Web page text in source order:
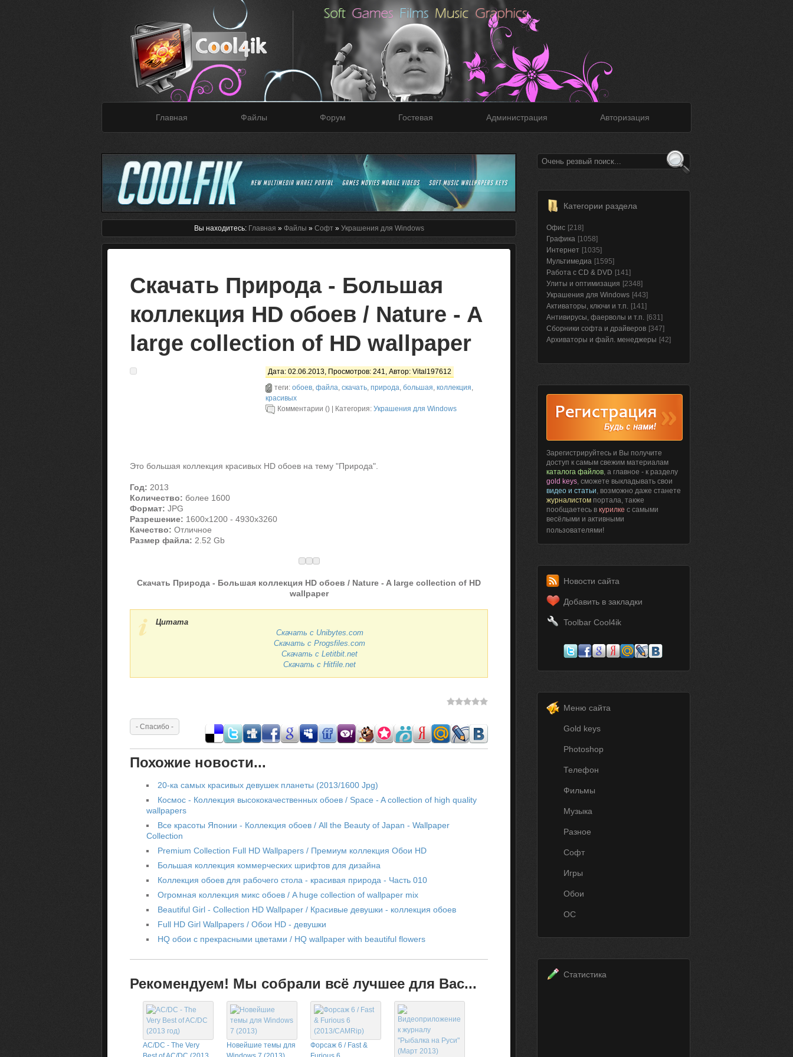
Главная Файлы Форум Гостевая Администрация Авторизация
Вы находитесь: Главная » Файлы » Софт» Украшения для Windows
Скачать Природа - Большая
коллекция HD обоев / Nature - A
large collection of HD wallpaper
Дата: 02.06.2013, Просмотров: 241, Автор: Vital197612
теги: обоев, файла, скачать, природа, большая, коллекция,
красивых
Комментарии () | Категория: Украшения для Windows
Это большая коллекция красивых HD обоев на тему "Природа".
Год: 2013
Количество: более 1600
Формат: JPG
Разрешение: 1600х1200 - 4930х3260
Качество: Отличное
Размер файла: 2.52 Gb
Скачать Природа - Большая коллекция HD обоев / Nature - A large collection of HD
wallpaper
Цитата
Скачать с Unibytes.com
Скачать с Progsfiles.com
Скачать с Letitbit.net
Скачать с Hitfile.net
Похожие новости...
20-ка самых красивых девушек планеты (2013/1600 Jpg)
Космос - Коллекция высококачественных обоев / Space - A collection of high quality
wallpapers
Все красоты Японии - Коллекция обоев / All the Beauty of Japan - Wallpaper
Collection
Premium Collection Full HD Wallpapers / Премиум коллекция Обои HD
Большая коллекция коммерческих шрифтов для дизайна
Коллекция обоев для рабочего стола - красивая природа - Часть 010
Огромная коллекция микс обоев / A huge collection of wallpaper mix
Beautiful Girl - Collection HD Wallpaper / Красивые девушки - коллекция обоев
Full HD Girl Wallpapers / Обои HD - девушки
HQ обои с прекрасными цветами / HQ wallpaper with beautiful flowers
Рекомендуем! Мы собрали всё лучшее для Вас...
AC/DC - The Very
Новейшие темы для
Форсаж 6 / Fast &
Категории раздела
Офис [218]
Графика [1058]
Интернет [1035]
Мультимедиа [1595]
Работа с CD & DVD [141]
Улиты и оптимизация [2348]
Украшения для Windows [443]
Активаторы, ключи и т.п. [141]
Антивирусы, фаерволы и т.п. [631]
Сборники софта и драйверов [347]
Архиваторы и файл. менеджеры [42]
Зарегистрируйтесь и Вы получите
доступ к самым свежим материалам
каталога файлов, а главное - к разделу
gold keys, сможете выкладывать свои
видео и статьи, возможно даже станете
журналистом портала, также
пообщаетесь в курилке с самыми
весёлыми и активными
пользователями!
Новости сайта
Добавить в закладки
Toolbar Cool4ik
Меню сайта
Gold keys
Photoshop
Телефон
Фильмы
Музыка
Разное
Софт
Игры
Обои
ОС
Статистика